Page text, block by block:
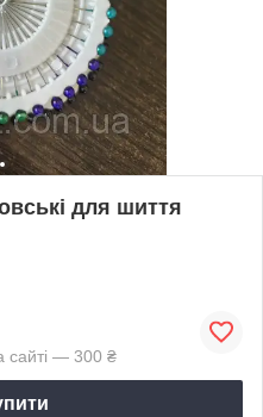
для шиття
сайті — 300 ₴